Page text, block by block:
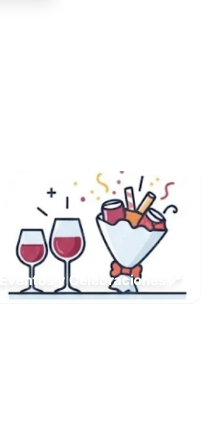
Eventos y Celebraciones